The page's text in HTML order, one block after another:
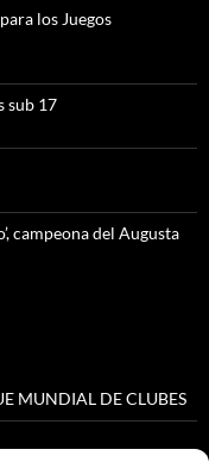
los Juegos
sub 17
campeona del Augusta
MUNDIAL DE CLUBES